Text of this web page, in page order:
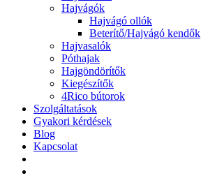
Hajvágók
Hajvágó ollók
Beterítő/Hajvágó kendők
Hajvasalók
Póthajak
Hajgöndörítők
Kiegészítők
4Rico bútorok
Szolgáltatások
Gyakori kérdések
Blog
Kapcsolat